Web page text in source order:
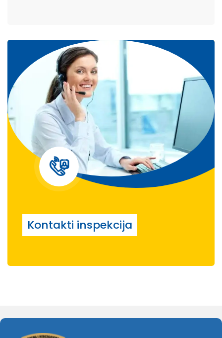
Kontakti inspekcija